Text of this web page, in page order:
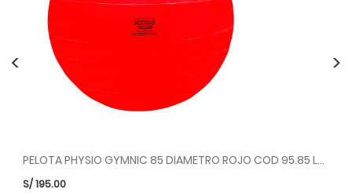
PELOTA PHYSIO GYMNIC 85 DIAMETRO ROJO COD 95.85 LDP
S/195.00
< >